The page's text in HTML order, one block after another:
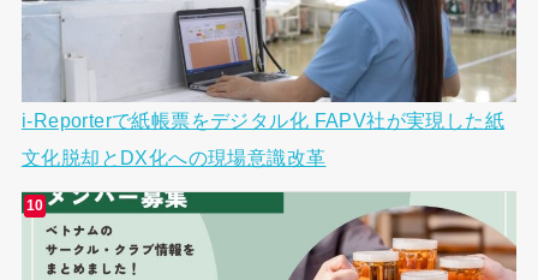
i-Reporterで紙帳票をデジタル化 FAPV社が実現した紙
文化脱却とDX化への現場意識改革